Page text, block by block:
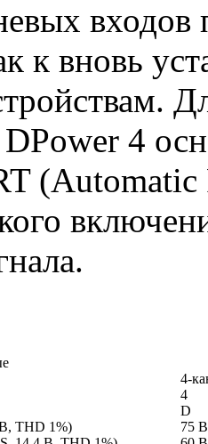
входов
к вновь
4
4-
4
D
THD 1%)
75